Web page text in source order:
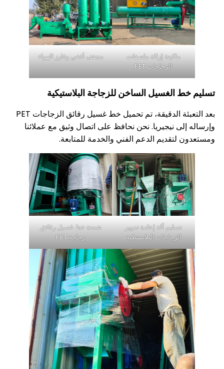
ماكينة إزالة ملصقات
مجفف أفقي وفارز الهواء
الغسيل الساخن للزجاجة البلاستيكية
بعد التعبئة الدقيقة، تم تحميل خط غسيل رقائق الزجاجات PET
نيجيريا. نحن نحافظ على اتصال وثيق مع عملائنا
الدعم الفني والخدمة للمتابعة.
تسليم آلة إعادة تدوير
الزجاجات البلاستيكية
شحنة خط غسيل رقائق